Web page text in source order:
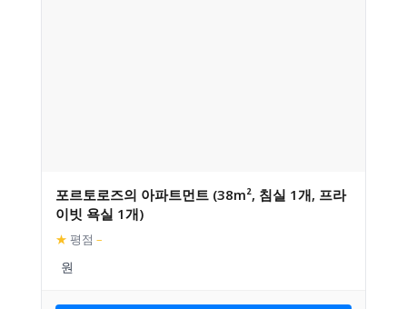
포르토로즈의 아파트먼트 (38m², 침실 1개, 프라
이빗 욕실 1개)
★ 평점 –